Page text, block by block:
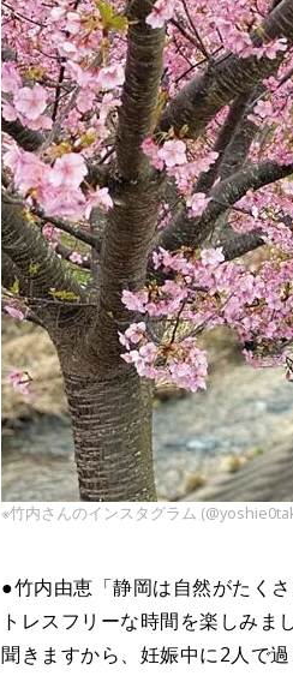
※竹内さんのインスタグラム
●竹内由恵「静岡は自然がたく
トレスフリーな時間を楽しみま
聞きますから、妊娠中に2人で